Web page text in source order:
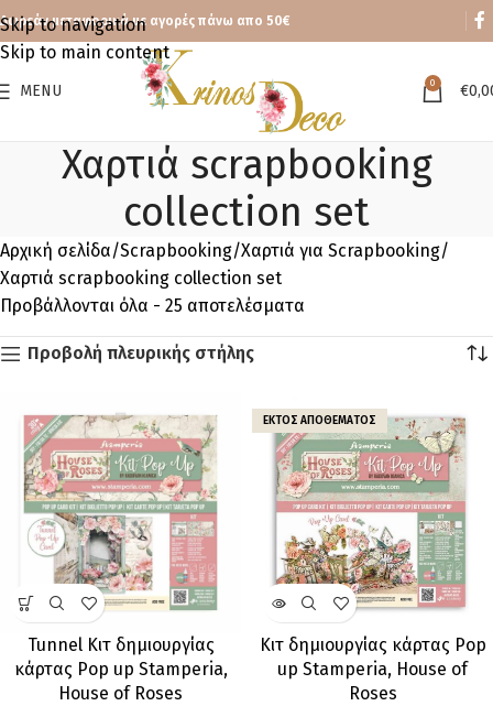
Skip to navigation
Skip to main content
Δωρεάν μεταφορικά με αγορές πάνω απο 50€
MENU 0 €
Χαρτιά scrapbooking
collection set
Αρχική σελίδα Scrapbooking Χαρτιά για Scrapbooking
Χαρτιά scrapbooking collection set
Προβάλλονται όλα - 25 αποτελέσματα
Προβολή πλευρικής στήλης
Tunnel Κιτ δημιουργίας
κάρτας Pop up Stamperia,
House of Roses
ΕΚΤΌΣ ΑΠΟΘΈΜΑΤΟΣ
Κιτ δημιουργίας κάρτας Pop
up Stamperia, House of
Roses